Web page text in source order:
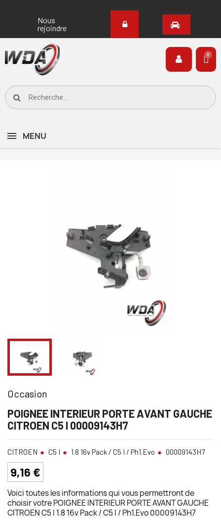
Nous
rejoindre
MENU
Occasion
POIGNEE INTERIEUR PORTE AVANT GAUCHE
CITROEN C5 I 00009143H7
CITROEN C5 I 1.8 16v Pack / C5 I / Ph1.Evo 00009143H7
9,16 €
Voici toutes les informations qui vous permettront de
choisir votre POIGNEE INTERIEUR PORTE AVANT GAUCHE
CITROEN C5 I 1.8 16v Pack / C5 I / Ph1.Evo 00009143H7